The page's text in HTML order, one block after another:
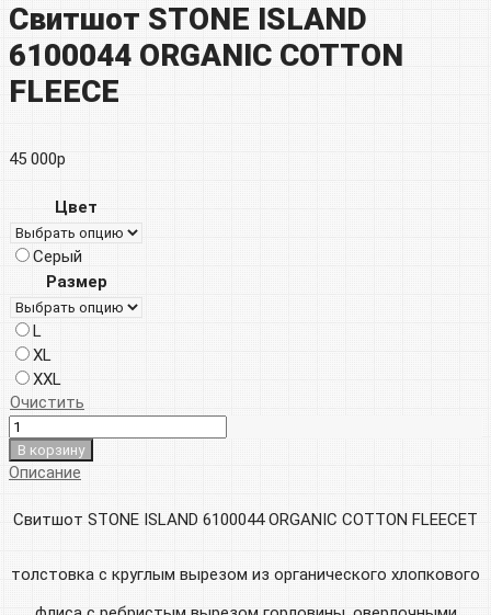
Свитшот STONE ISLAND
6100044 ORGANIC COTTON
FLEECE
45 000р
Цвет
Серый
Размер
L
XL
XXL
Очистить
В корзину
Описание
Свитшот STONE ISLAND 6100044 ORGANIC COTTON FLEECEТ
толстовка с круглым вырезом из органического хлопкового